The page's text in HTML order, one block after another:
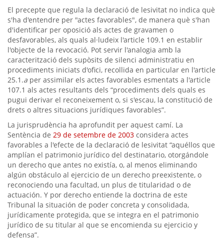
El precepte que regula la declaració de lesivitat no indica què
s'ha d'entendre per "actes favorables", de manera què s'han
d'identificar per oposició als actes de gravamen o
desfavorables, als quals al·ludeix l'article 109.1 en establir
l'objecte de la revocació. Pot servir l'analogia amb la
caracterització dels supòsits de silenci administratiu en
procediments iniciats d'ofici, recollida en particular en l'article
25.1.a per assimilar els actes favorables esmentats a l'article
107.1 als actes resultants dels “procediments dels quals es
pugui derivar el reconeixement o, si s'escau, la constitució de
drets o altres situacions jurídiques favorables”.
La jurisprudència ha aprofundit per aquest camí. La
Sentència de 29 de setembre de 2003 considera actes
favorables a l'efecte de la declaració de lesivitat “aquéllos que
amplían el patrimonio jurídico del destinatario, otorgándole
un derecho que antes no existía, o, al menos eliminando
algún obstáculo al ejercicio de un derecho preexistente, o
reconociendo una facultad, un plus de titularidad o de
actuación. Y por derecho entiende la doctrina de este
Tribunal la situación de poder concreta y consolidada,
jurídicamente protegida, que se integra en el patrimonio
jurídico de su titular al que se encomienda su ejercicio y
defensa”.